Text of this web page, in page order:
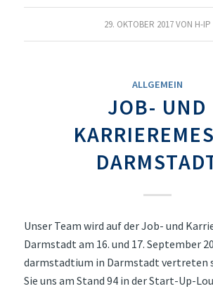
29. OKTOBER 2017VON H-IP
ALLGEMEIN
JOB- UND
Unser Team wird auf der Job- und
Darmstadt am 16. und 17. September
darmstadtium in Darmstadt vertreten
Sie uns am Stand 94 in der Start-Up-